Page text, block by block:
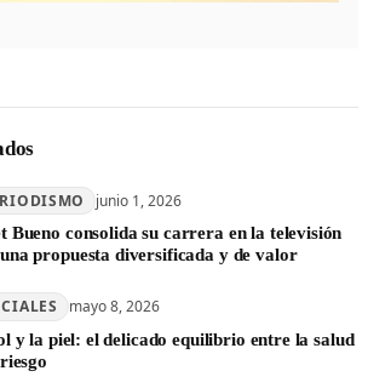
junio 1, 2026
Bueno consolida su carrera en la televisión
propuesta diversificada y de valor
mayo 8, 2026
y la piel: el delicado equilibrio entre la salud